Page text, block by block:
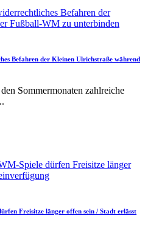
Befahren der Kleinen Ulrichstraße während
Sommermonaten zahlreiche
Freisitze länger offen sein / Stadt erlässt